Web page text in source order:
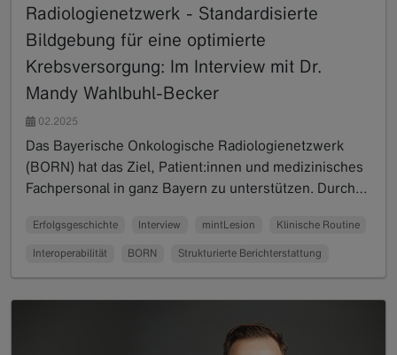
Radiologienetzwerk - Standardisierte
Bildgebung für eine optimierte
Krebsversorgung: Im Interview mit Dr.
Mandy Wahlbuhl-Becker
02.2025
Das Bayerische Onkologische Radiologienetzwerk
(BORN) hat das Ziel, Patient:innen und medizinisches
Fachpersonal in ganz Bayern zu unterstützen. Durch…
Erfolgsgeschichte Interview mintLesion Klinische Routine
Interoperabilität BORN Strukturierte Berichterstattung